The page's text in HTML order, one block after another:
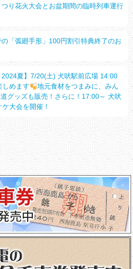
り花火大会とお盆期間の臨時列車運行
「弧廻手形」100円割引特典終了のお
2024夏】7/20(土) 犬吠駅前広場 14:00
しめます
地元食材をつまみに、みん
グッズも販売！さらに！17:00～ 犬吠
大会を開催！